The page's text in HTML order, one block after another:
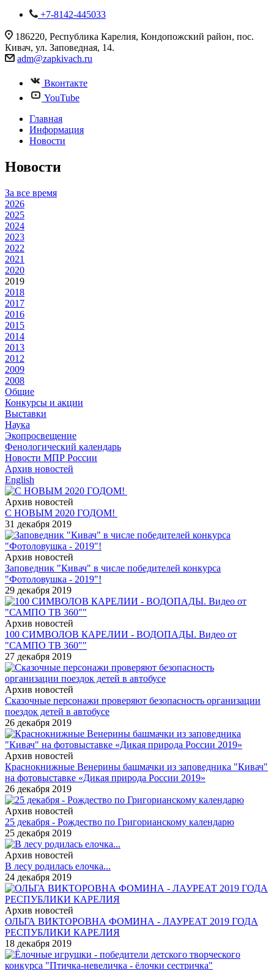
+7-8142-445033
186220, Республика Карелия, Кондопожский район, пос.
Кивач, ул. Заповедная, 14.
adm@zapkivach.ru
Вконтакте
YouTube
Главная
Информация
Новости
Новости
За все время
2026
2025
2024
2023
2022
2021
2020
2019
2018
2017
2016
2015
2014
2013
2012
2009
2008
Общие
Конкурсы и акции
Выставки
Наука
Экопросвещение
Фенологический календарь
Новости МПР России
Архив новостей
English
Архив новостей
С НОВЫМ 2020 ГОДОМ!
31 декабря 2019
Архив новостей
Заповедник "Кивач" в числе победителей конкурса
"Фотоловушка - 2019"!
29 декабря 2019
Архив новостей
100 СИМВОЛОВ КАРЕЛИИ - ВОДОПАДЫ. Видео от
"САМПО ТВ 360""
27 декабря 2019
Архив новостей
Сказочные персонажи проверяют безопасность организации
поездок детей в автобусе
26 декабря 2019
Архив новостей
Краснокнижные Венерины башмачки из заповедника "Кивач"
на фотовыставке «Дикая природа России 2019»
26 декабря 2019
Архив новостей
25 декабря - Рождество по Григорианскому календарю
25 декабря 2019
Архив новостей
В лесу родилась елочка...
24 декабря 2019
Архив новостей
ОЛЬГА ВИКТОРОВНА ФОМИНА - ЛАУРЕАТ 2019 ГОДА
РЕСПУБЛИКИ КАРЕЛИЯ
18 декабря 2019